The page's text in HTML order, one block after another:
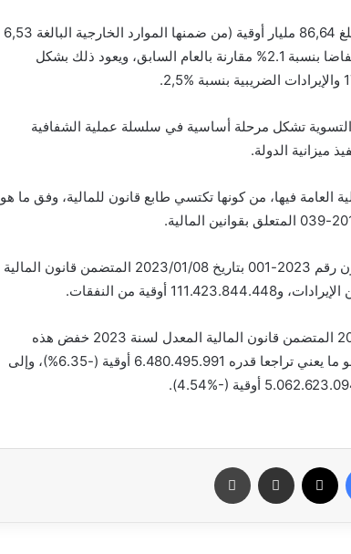
كما أوضح أن الميزانية العامة للدولة سجلت إيرادات بمبلغ 86,64 مليار أوقية (من ضمنها الموارد الخارجية البالغة 6,53
مليار أوقية)، وهو ما يمثل نسبة تنفيذ بواقع 90,7%، وانخفاضا بنسبة 2.1% مقارنة بالعام السابق، ويعود ذلك بشكل
التسوية تشكل مرحلة أساسية في سلسلة عملية الشفافية
ميزانية الدولة.
العامة فيها، من كونها تكتسي طابع قانون للمالية، وفق ما هو
وذكر أن التوقعات الأصلية للإيرادات والنفقات في القانون رقم 2023-001 بتاريخ 2023/01/08 المتضمن قانون المالية
وأضاف أن القانون رقم 2023-0018 بتاريخ 2023/08/04 المتضمن قانون المالية المعدل لسنة 2023 خفض هذه
التوقعات إلى 95.519.937.463 أوقية من الإيرادات، وهو ما يعني تراجعا قدره 6.480.495.991 أوقية (-6.35%)، وإلى
فيسبوك مشاركة عبر البريد